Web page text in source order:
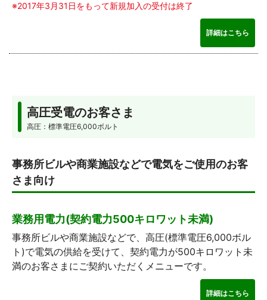
※2017年3月31日をもって新規加入の受付は終了
詳細はこちら
高圧受電のお客さま
高圧：標準電圧6,000ボルト
事務所ビルや商業施設などで電気をご使用のお客
さま向け
業務用電力(契約電力500キロワット未満)
事務所ビルや商業施設などで、高圧(標準電圧6,000ボル
ト)で電気の供給を受けて、契約電力が500キロワット未
満のお客さまにご契約いただくメニューです。
詳細はこちら